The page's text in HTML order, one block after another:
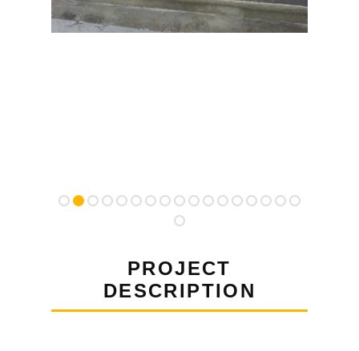
PROJECT
DESCRIPTION